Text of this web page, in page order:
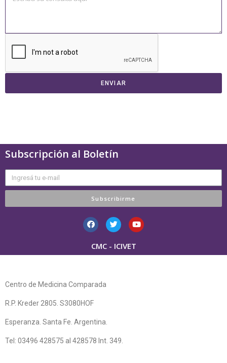
ENVIAR
Subscripción al Boletín
Subscribirme
CMC - ICIVET
Centro de Medicina Comparada
R.P. Kreder 2805. S3080HOF
Esperanza. Santa Fe. Argentina.
Tel: 03496 428575 al 428578 Int. 349.